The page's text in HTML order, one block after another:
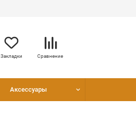
Закладки Сравнение
Аксессуары